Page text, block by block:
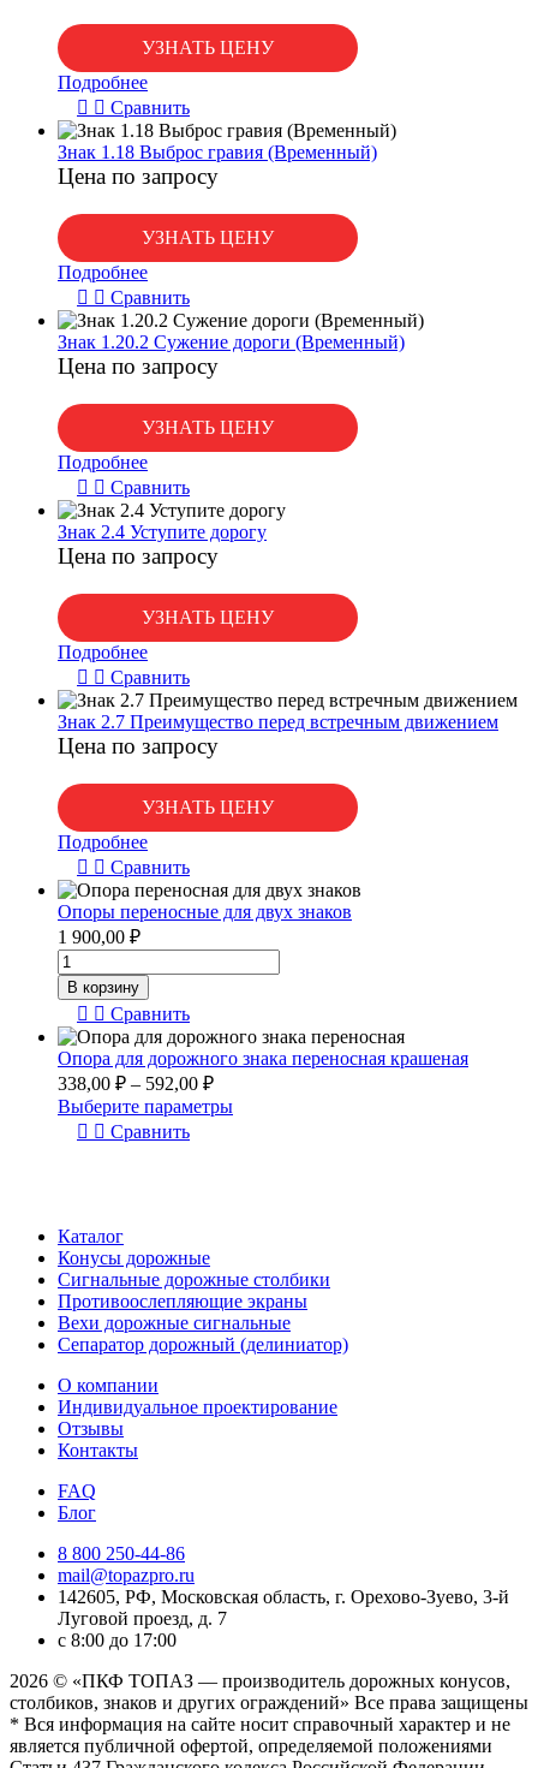
УЗНАТЬ ЦЕНУ
Подробнее
Сравнить
Знак 1.18 Выброс гравия (Временный)
Цена по запросу
УЗНАТЬ ЦЕНУ
Подробнее
Сравнить
Знак 1.20.2 Сужение дороги (Временный)
Цена по запросу
УЗНАТЬ ЦЕНУ
Подробнее
Сравнить
Знак 2.4 Уступите дорогу
Цена по запросу
УЗНАТЬ ЦЕНУ
Подробнее
Сравнить
Знак 2.7 Преимущество перед встречным движением
Цена по запросу
УЗНАТЬ ЦЕНУ
Подробнее
Сравнить
Опоры переносные для двух знаков
1 900,00 ₽
Количество
товара
Опоры
переносные
для
двух
знаков
В корзину
Сравнить
Опора для дорожного знака переносная крашеная
338,00 ₽ – 592,00 ₽
Выберите параметры
Сравнить
Каталог
Конусы дорожные
Сигнальные дорожные столбики
Противоослепляющие экраны
Вехи дорожные сигнальные
Сепаратор дорожный (делиниатор)
О компании
Индивидуальное проектирование
Отзывы
Контакты
FAQ
Блог
8 800 250-44-86
mail@topazpro.ru
142605, РФ, Московская область, г. Орехово-Зуево, 3-й
Луговой проезд, д. 7
с 8:00 до 17:00
2026 © «ПКФ ТОПАЗ — производитель дорожных конусов,
столбиков, знаков и других ограждений» Все права защищены
* Вся информация на сайте носит справочный характер и не
является публичной офертой, определяемой положениями